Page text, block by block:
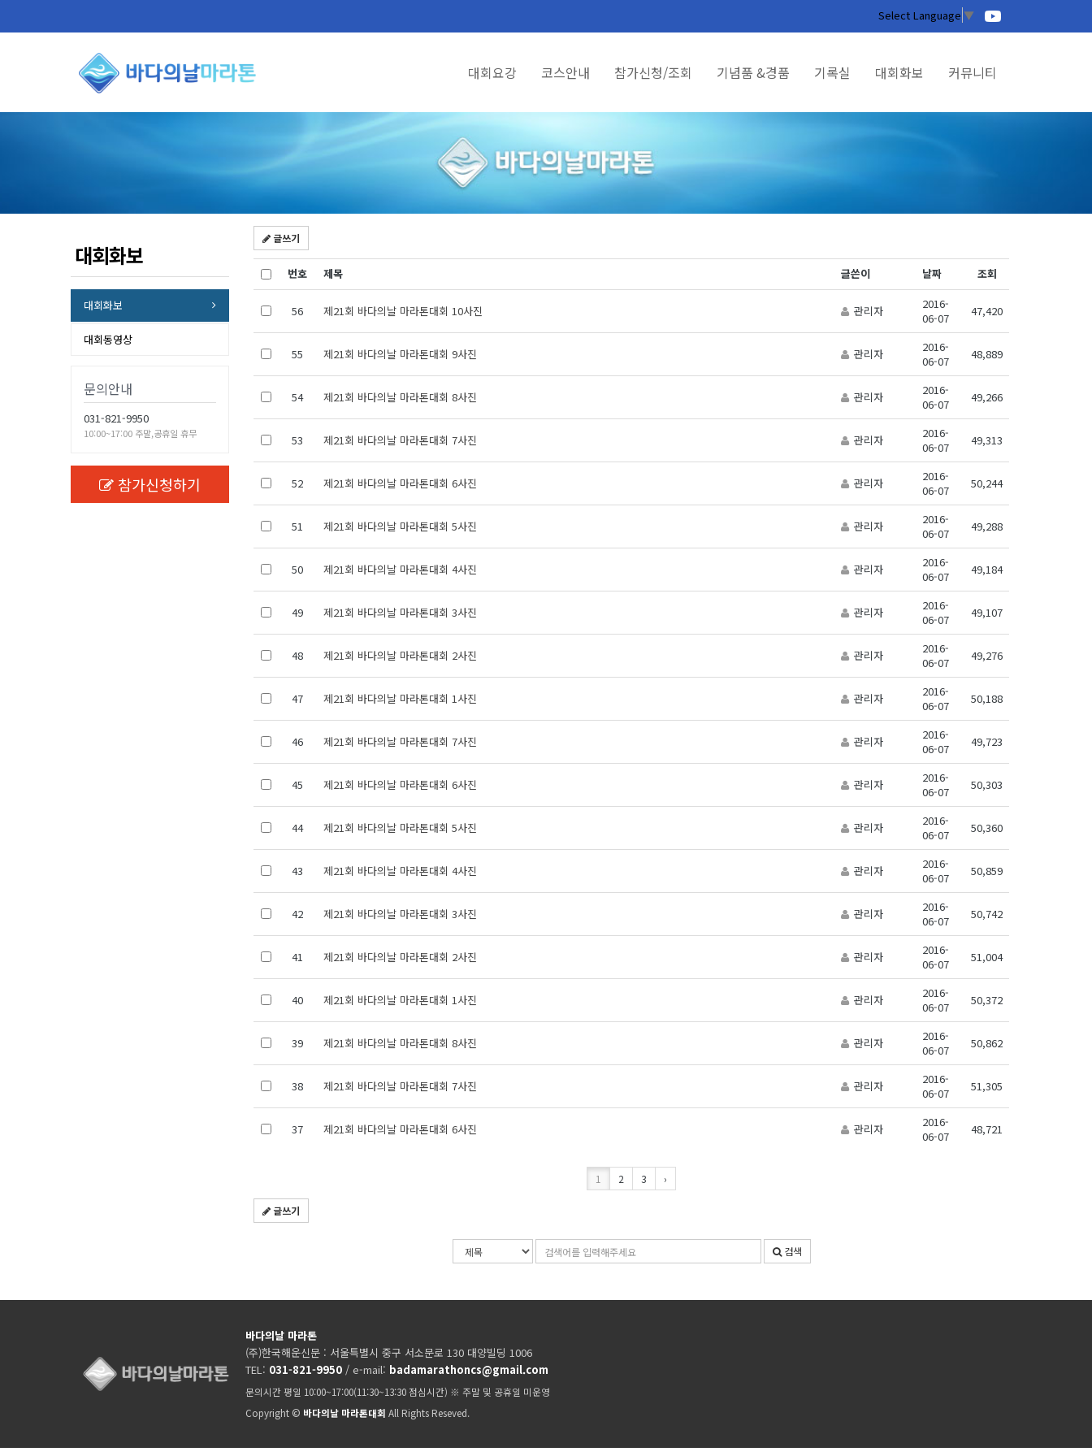
Select Language ▼
대회요강 코스안내 참가신청/조회 기념품 &경품 기록실 대회화보 커뮤니티
대회화보
대회화보
대회동영상
문의안내
031-821-9950
10:00~17:00 주말,공휴일 휴무
참가신청하기
글쓰기
번호 제목 글쓴이 날짜 조회
56 제21회 바다의날 마라톤대회 10사진 관리자
2016-
06-07
47,420
55 제21회 바다의날 마라톤대회 9사진 관리자
2016-
06-07
48,889
54 제21회 바다의날 마라톤대회 8사진 관리자
2016-
06-07
49,266
53 제21회 바다의날 마라톤대회 7사진 관리자
2016-
06-07
49,313
52 제21회 바다의날 마라톤대회 6사진 관리자
2016-
06-07
50,244
51 제21회 바다의날 마라톤대회 5사진 관리자
2016-
06-07
49,288
50 제21회 바다의날 마라톤대회 4사진 관리자
2016-
06-07
49,184
49 제21회 바다의날 마라톤대회 3사진 관리자
2016-
06-07
49,107
48 제21회 바다의날 마라톤대회 2사진 관리자
2016-
06-07
49,276
47 제21회 바다의날 마라톤대회 1사진 관리자
2016-
06-07
50,188
46 제21회 바다의날 마라톤대회 7사진 관리자
2016-
06-07
49,723
45 제21회 바다의날 마라톤대회 6사진 관리자
2016-
06-07
50,303
44 제21회 바다의날 마라톤대회 5사진 관리자
2016-
06-07
50,360
43 제21회 바다의날 마라톤대회 4사진 관리자
2016-
06-07
50,859
42 제21회 바다의날 마라톤대회 3사진 관리자
2016-
06-07
50,742
41 제21회 바다의날 마라톤대회 2사진 관리자
2016-
06-07
51,004
40 제21회 바다의날 마라톤대회 1사진 관리자
2016-
06-07
50,372
39 제21회 바다의날 마라톤대회 8사진 관리자
2016-
06-07
50,862
38 제21회 바다의날 마라톤대회 7사진 관리자
2016-
06-07
51,305
37 제21회 바다의날 마라톤대회 6사진 관리자
2016-
06-07
48,721
1 2 3 ›
글쓰기
검
색
검
색
력
검색
바다의날 마라톤
(주)한국해운신문 : 서울특별시 중구 서소문로 130 대양빌딩 1006
TEL: 031-821-9950 / e-mail: badamarathoncs@gmail.com
문의시간 평일 10:00~17:00(11:30~13:30 점심시간) ※ 주말 및 공휴일 미운영
Copyright © 바다의날 마라톤대회 All Rights Reseved.